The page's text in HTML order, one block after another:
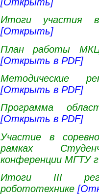
Итоги участия
[Открыть]
План работы
[Открыть в PDF]
Методические
[Открыть в PDF]
Программа
[Открыть в PDF]
Участие в
рамках
конференции МГТУ
Итоги III
робототехнике